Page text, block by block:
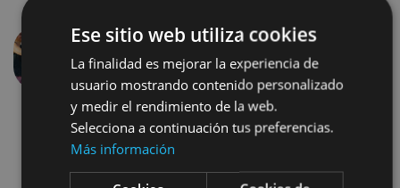
Précédent
Ese sitio web utiliza cookies
La finalidad es mejorar la experiencia de
usuario mostrando contenido personalizado
y medir el rendimiento de la web.
Selecciona a continuación tus preferencias.
Más información